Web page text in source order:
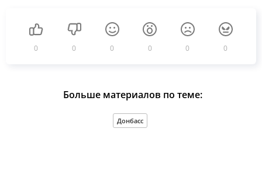
0 0 0 0 0 0
Больше материалов по теме:
Донбасс